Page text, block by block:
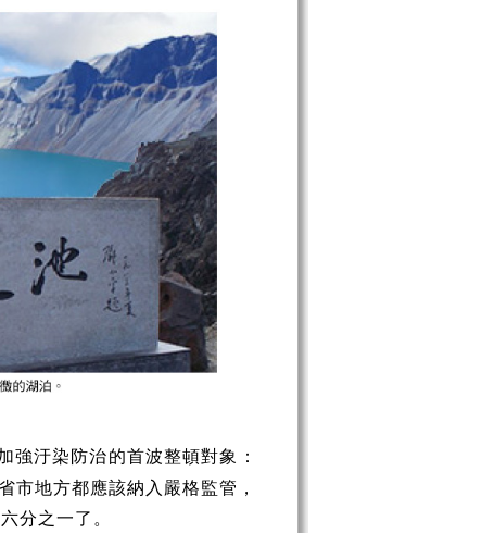
強汙染防治的首波整頓對象：
市地方都應該納入嚴格監管，
分之一了。